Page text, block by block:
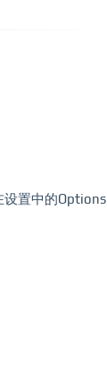
设置中的Options